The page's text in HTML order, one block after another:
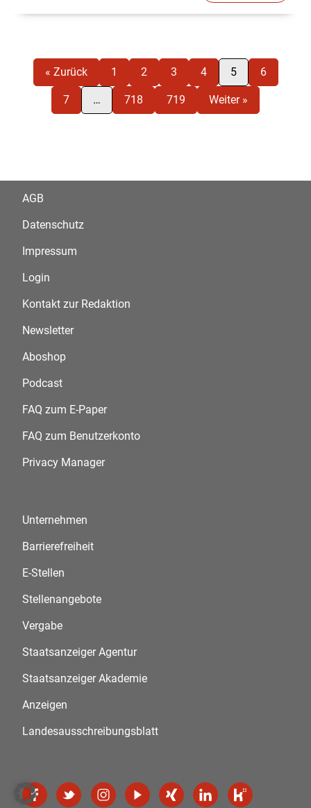
« Zurück 1 2 3 4 5 6
7 … 718 719 Weiter »
AGB
Datenschutz
Impressum
Login
Kontakt zur Redaktion
Newsletter
Aboshop
Podcast
FAQ zum E-Paper
FAQ zum Benutzerkonto
Privacy Manager
Unternehmen
Barrierefreiheit
E-Stellen
Stellenangebote
Vergabe
Staatsanzeiger Agentur
Staatsanzeiger Akademie
Anzeigen
Landesausschreibungsblatt